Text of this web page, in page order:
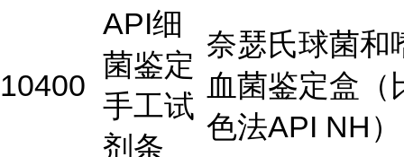
10400
API细
菌鉴定
手工试
剂条
奈瑟氏球菌和
血菌鉴定盒（
色法API NH）